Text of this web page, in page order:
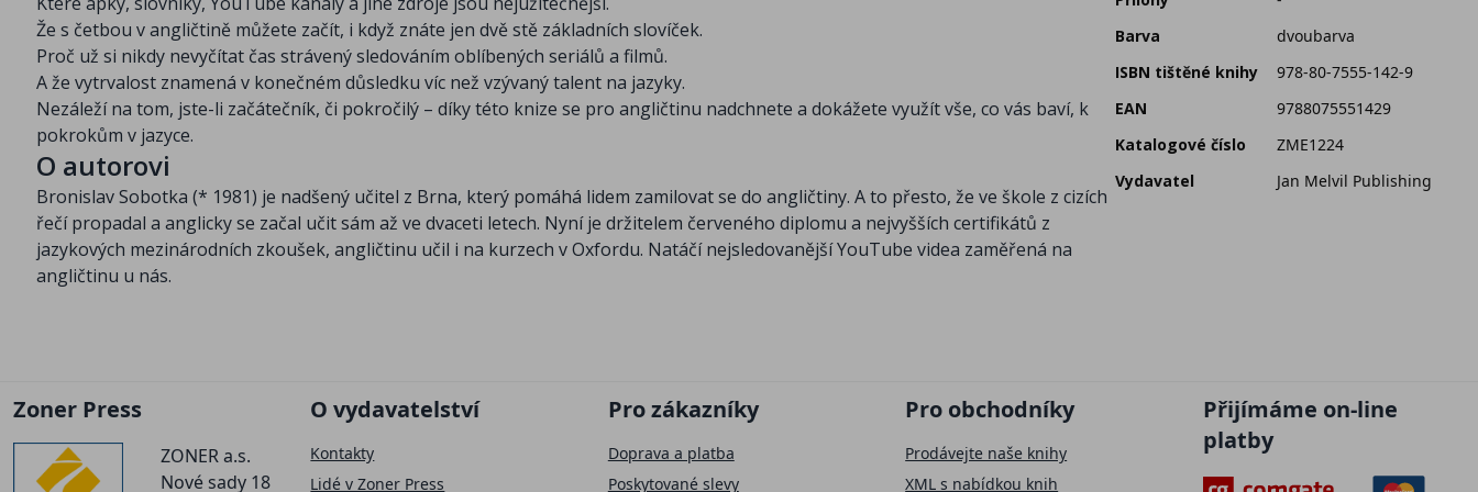
Že s četbou v angličtině můžete začít, i když znáte jen dvě stě základních slovíček.
Proč už si nikdy nevyčítat čas strávený sledováním oblíbených seriálů a filmů.
A že vytrvalost znamená v konečném důsledku víc než vzývaný talent na jazyky.
Nezáleží na tom, jste-li začátečník, či pokročilý – díky této knize se pro angličtinu nadchnete a dokážete využít vše, co vás baví, k
pokrokům v jazyce.
O autorovi
Bronislav Sobotka (* 1981) je nadšený učitel z Brna, který pomáhá lidem zamilovat se do angličtiny. A to přesto, že ve škole z cizích
řečí propadal a anglicky se začal učit sám až ve dvaceti letech. Nyní je držitelem červeného diplomu a nejvyšších certifikátů z
jazykových mezinárodních zkoušek, angličtinu učil i na kurzech v Oxfordu. Natáčí nejsledovanější YouTube videa zaměřená na
angličtinu u nás.
Barva
dvoubarva
ISBN tištěné knihy
978-80-7555-142-9
EAN
9788075551429
Katalogové číslo
ZME1224
Vydavatel
Jan Melvil Publishing
Zoner Press
ZONER a.s.
Nové sady 18
O vydavatelství
Kontakty
Lidé v Zoner Press
Pro zákazníky
Doprava a platba
Poskytované slevy
Pro obchodníky
Prodávejte naše knihy
XML s nabídkou knih
Přijímáme on-line
platby